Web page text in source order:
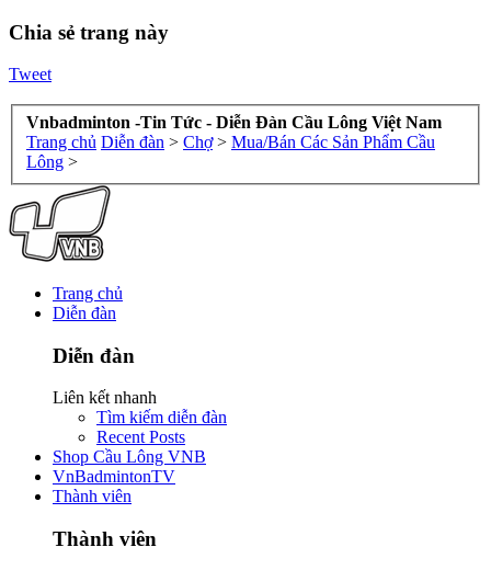
Chia sẻ trang này
Tweet
Vnbadminton -Tin Tức - Diễn Đàn Cầu Lông Việt Nam
Trang chủ Diễn đàn > Chợ > Mua/Bán Các Sản Phẩm Cầu
Lông >
Trang chủ
Diễn đàn
Diễn đàn
Liên kết nhanh
Tìm kiếm diễn đàn
Recent Posts
Shop Cầu Lông VNB
VnBadmintonTV
Thành viên
Thành viên